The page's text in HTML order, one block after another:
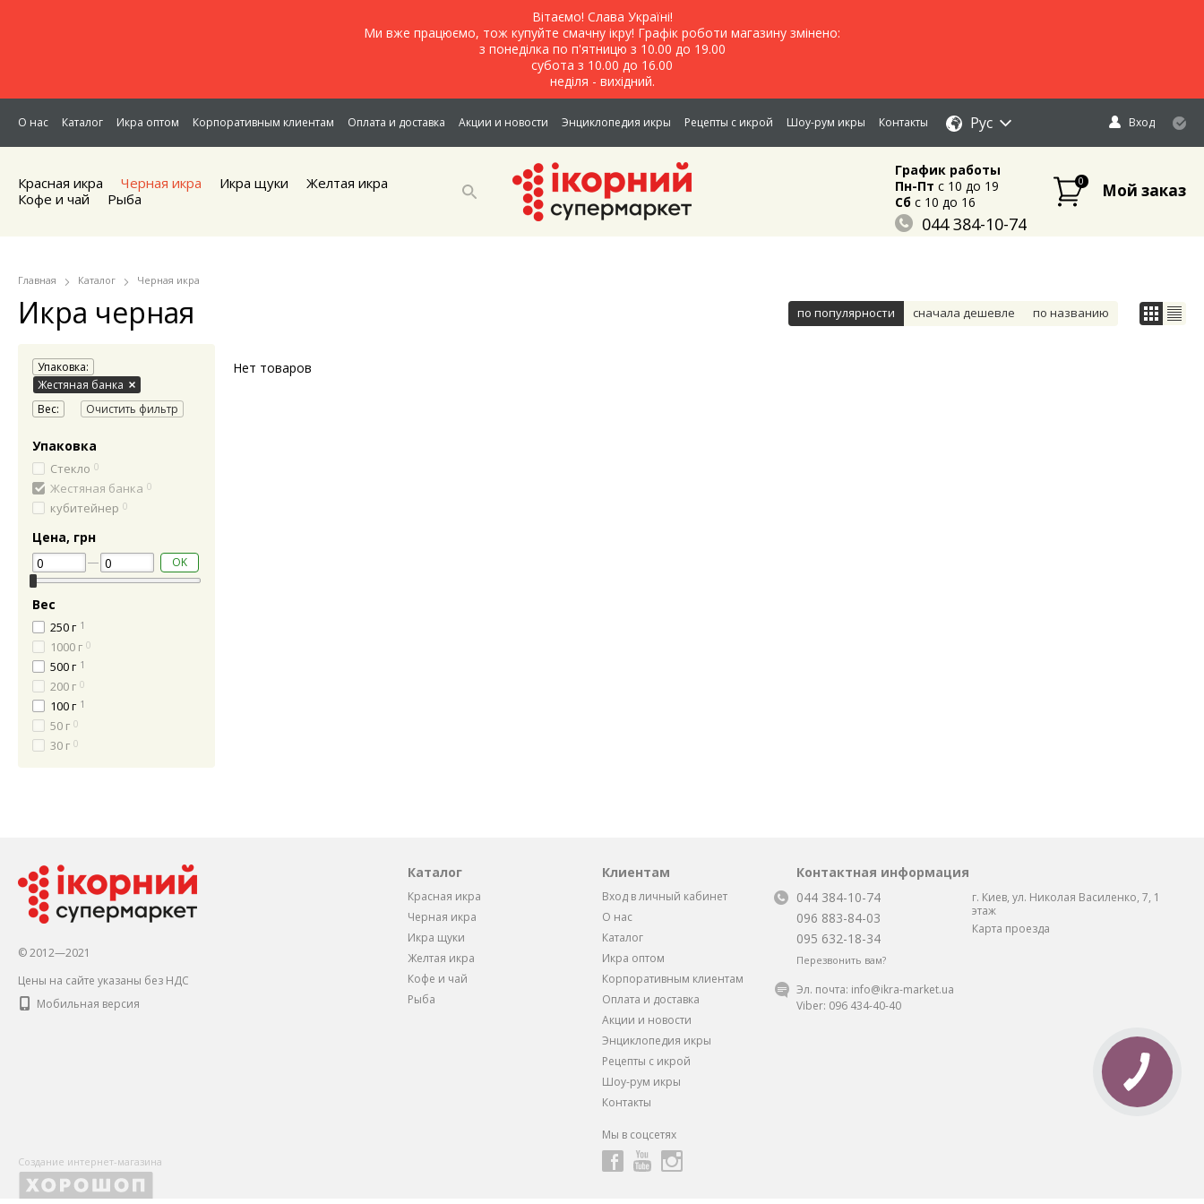
Вітаємо! Слава Україні!
Ми вже працюємо, тож купуйте смачну ікру! Графік роботи магазину змінено:
з понеділка по п'ятницю з 10.00 до 19.00
субота з 10.00 до 16.00
неділя - вихідний.
О нас Каталог Икра оптом Корпоративным клиентам Оплата и доставка Акции и новости Энциклопедия икры Рецепты с икрой Шоу-рум икры Контакты Рус Вход
Красная икра Черная икра Икра щуки
Желтая икра
Кофе и чай
Рыба
График работы
Пн-Пт c 10 до 19
Сбc 10 до 16
044 384-10-74
0 Мой заказ
Главная Каталог Черная икра
Икра черная по популярности сначала дешевле по названию
Нет товаров
Упаковка:
Жестяная банка
Вес:
Очистить фильтр
Упаковка
Стекло 0
Жестяная банка 0
кубитейнер 0
Цена, грн
OK
Вес
250 г 1
1000 г 0
500 г 1
200 г 0
100 г 1
50 г 0
30 г 0
© 2012—2021
Цены на сайте указаны без НДС
Мобильная версия
Каталог
Красная икра
Черная икра
Икра щуки
Желтая икра
Кофе и чай
Рыба
Клиентам
Вход в личный кабинет
О нас
Каталог
Икра оптом
Корпоративным клиентам
Оплата и доставка
Акции и новости
Энциклопедия икры
Рецепты с икрой
Шоу-рум икры
Контакты
Мы в соцсетях
Контактная информация
044 384-10-74
096 883-84-03
095 632-18-34
Перезвонить вам?
г. Киев, ул. Николая Василенко, 7, 1
этаж
Карта проезда
Эл. почта: info@ikra-market.ua
Viber: 096 434-40-40
Создание интернет-магазина